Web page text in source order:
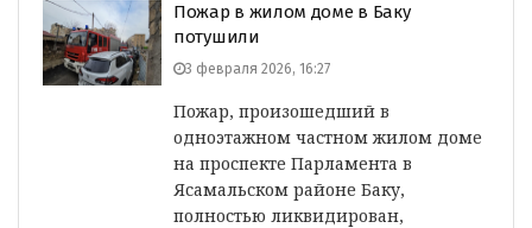
Пожар в жилом доме в Баку
потушили
3 февраля 2026, 16:27
Пожар, произошедший в
одноэтажном частном жилом доме
на проспекте Парламента в
Ясамальском районе Баку,
полностью ликвидирован,